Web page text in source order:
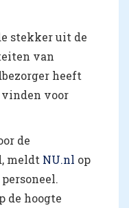
stekker uit de
van
heeft
voor
de
meldt NU.nl op
de hoogte